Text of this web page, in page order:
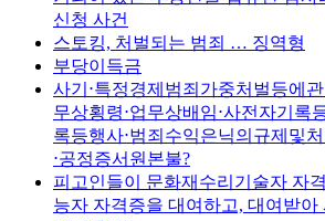
신청 사건
스토킹, 처벌되는 범죄 … 징역형
부당이득금
사기⋅특정경제범죄가중처벌등에
무상횡령⋅업무상배임⋅사전자기록
록등행사⋅범죄수익은닉의규제및
⋅공정증서원본불?
피고인들이 문화재수리기술자 자
능자 자격증을 대여하고, 대여받아